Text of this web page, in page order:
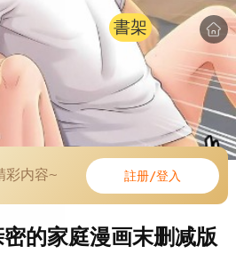
書架
彩内容~ 註册/登入
的家庭漫画末删减版